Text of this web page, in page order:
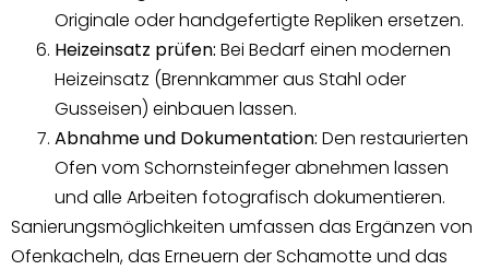
Originale oder handgefertigte Repliken ersetzen.
Heizeinsatz prüfen: Bei Bedarf einen modernen
Heizeinsatz (Brennkammer aus Stahl oder
Gusseisen) einbauen lassen.
Abnahme und Dokumentation: Den restaurierten
Ofen vom Schornsteinfeger abnehmen lassen
und alle Arbeiten fotografisch dokumentieren.
Sanierungsmöglichkeiten umfassen das Ergänzen von
Ofenkacheln, das Erneuern der Schamotte und das